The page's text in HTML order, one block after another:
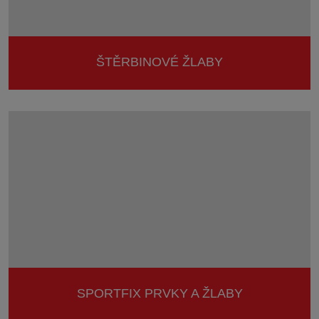
ŠTĚRBINOVÉ ŽLABY
SPORTFIX PRVKY A ŽLABY